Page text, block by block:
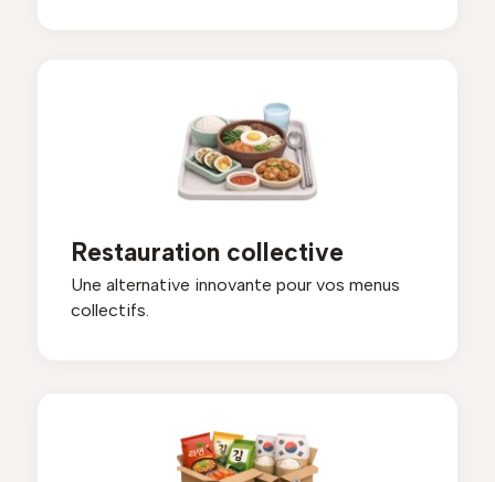
Restauration collective
Une alternative innovante pour vos menus
collectifs.